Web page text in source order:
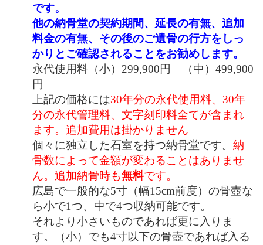
です。
他の納骨堂の契約期間、延長の有無、追加
料金の有無、その後のご遺骨の行方をしっ
かりとご確認されることをお勧めします。
永代使用料（小）299,900円 （中）499,900
円
上記の価格には30年分の永代使用料、30年
分の永代管理料、文字刻印料全てが含まれ
ます。追加費用は掛かりません
個々に独立した石室を持つ納骨堂です。 納
骨数によって金額が変わることはありませ
ん。追加納骨時も無料です。
広島で一般的な5寸（幅15cm前度）の骨壺な
ら小で1つ、中で4つ収納可能です。
それより小さいものであれば更に入りま
す。（小）でも4寸以下の骨壺であれば入る